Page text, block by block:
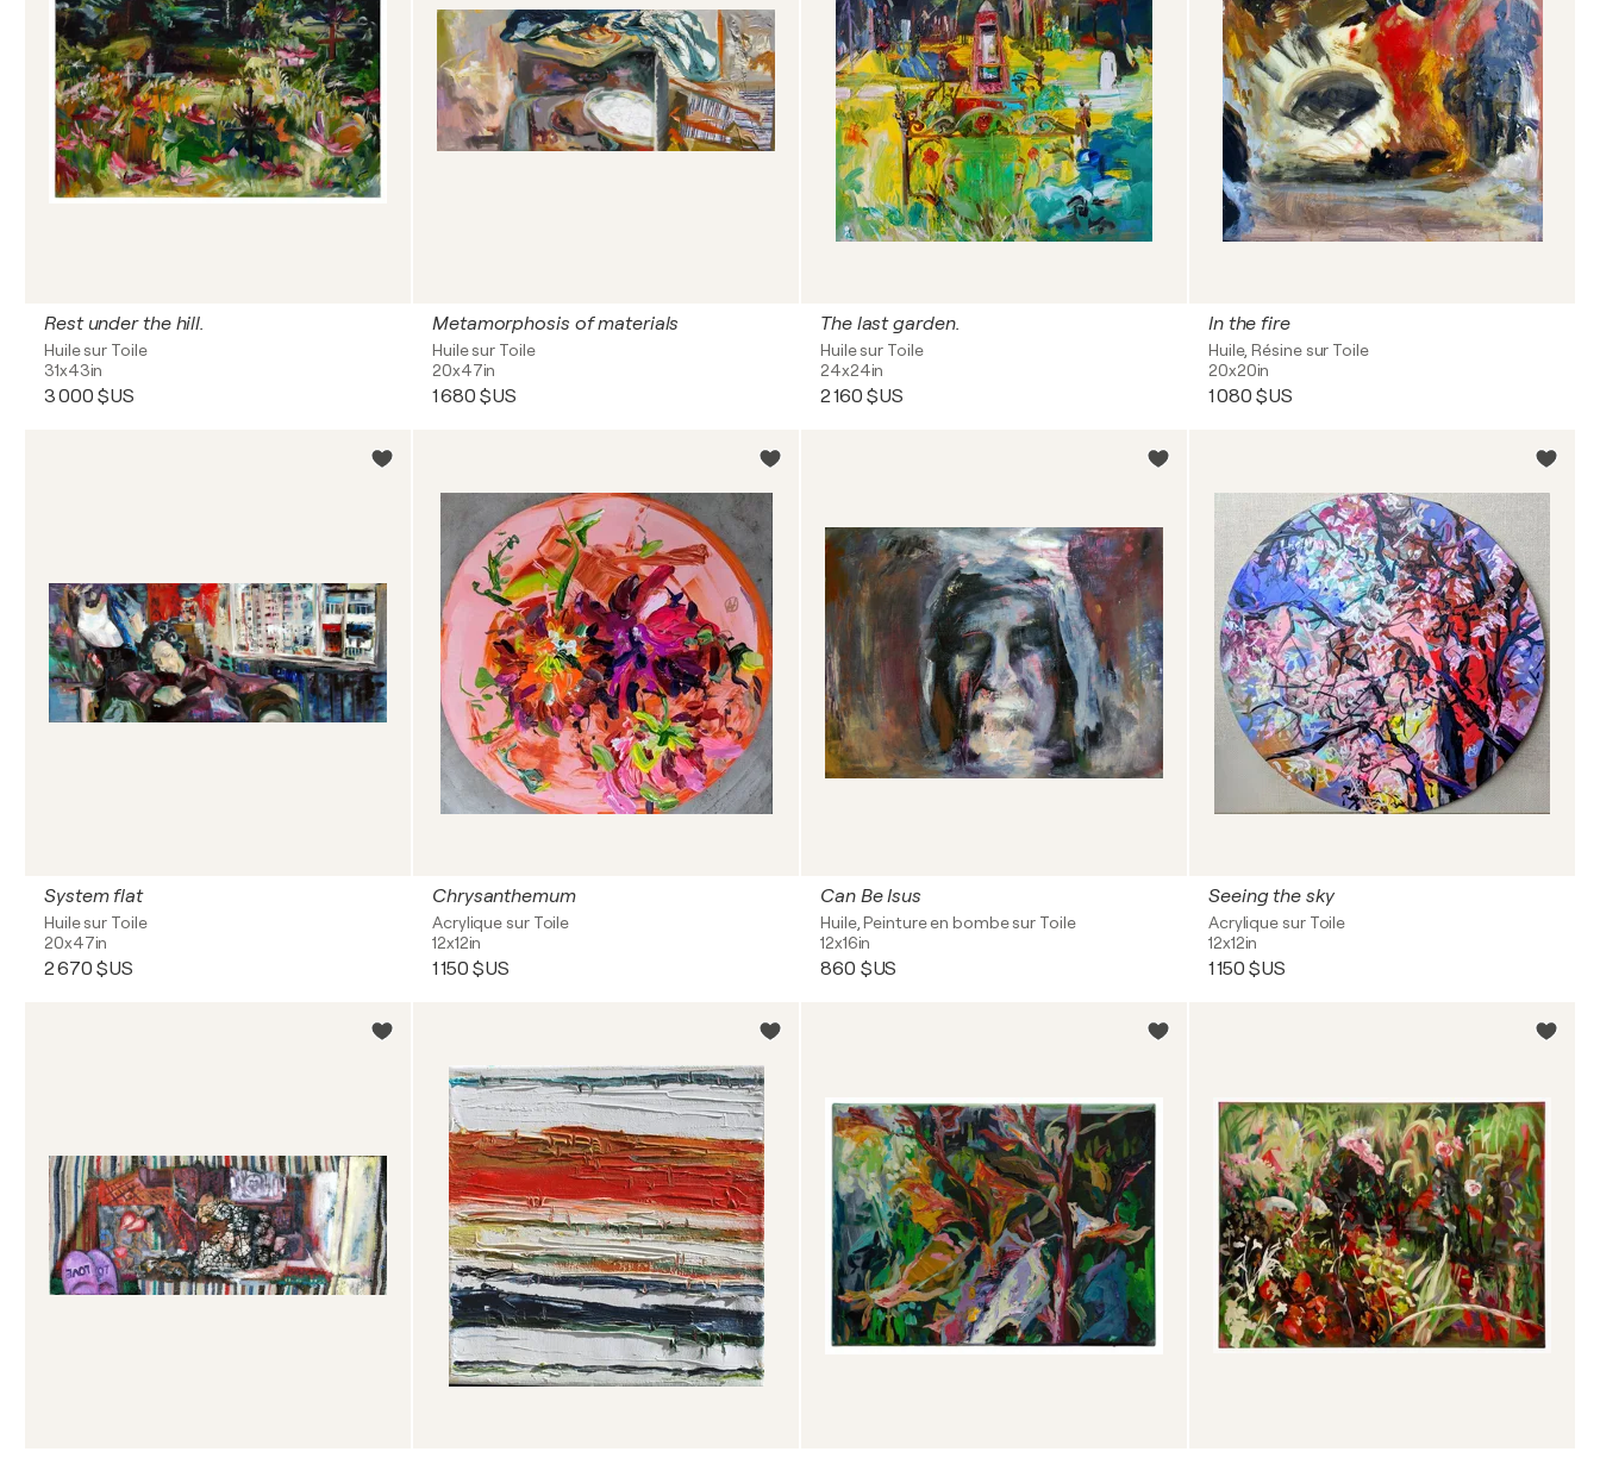
Rest under the hill.
Huile sur Toile
31x43in
3 000 $US
Metamorphosis of materials
Huile sur Toile
20x47in
1 680 $US
The last garden.
Huile sur Toile
24x24in
2 160 $US
In the fire
Huile, Résine sur Toile
20x20in
1 080 $US
System flat
Huile sur Toile
20x47in
2 670 $US
Chrysanthemum
Acrylique sur Toile
12x12in
1 150 $US
Can Be Isus
Huile, Peinture en bombe sur Toile
12x16in
860 $US
Seeing the sky
Acrylique sur Toile
12x12in
1 150 $US